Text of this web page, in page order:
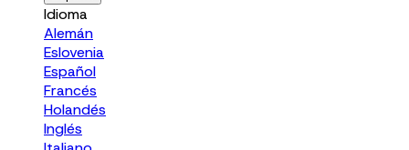
Idioma
Alemán
Eslovenia
Español
Francés
Holandés
Inglés